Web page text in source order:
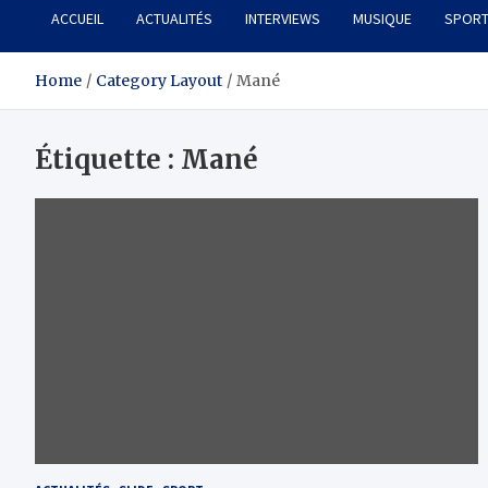
ACCUEIL ACTUALITÉS INTERVIEWS MUSIQUE SPORT
Home Category Layout Mané
Étiquette : Mané